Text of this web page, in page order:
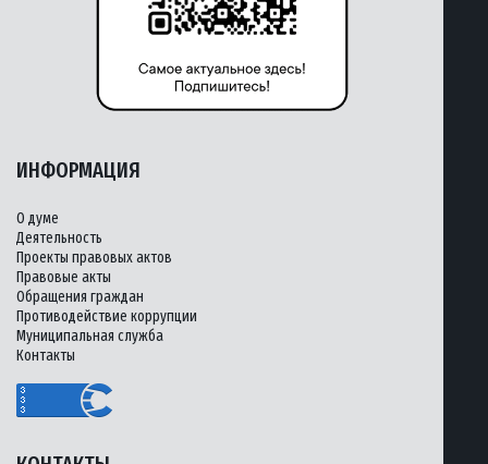
ИНФОРМАЦИЯ
О думе
Деятельность
Проекты правовых актов
Правовые акты
Обращения граждан
Противодействие коррупции
Муниципальная служба
Контакты